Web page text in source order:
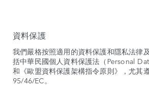
資料保護
我們嚴格按照適用的資料保護和隱私法律
括中華民國個人資料保護法（Personal
和《歐盟資料保護架構指令原則》，尤其
95/46/EC。